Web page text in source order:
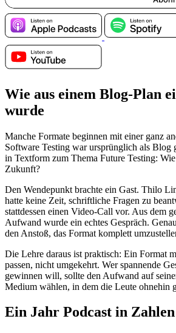
Wie aus einem Blog-Plan
wurde
Manche Formate beginnen mit einer ganz
Software Testing war ursprünglich als Blog
in Textform zum Thema Future Testing:
Zukunft?
Den Wendepunkt brachte ein Gast. Thilo
hatte keine Zeit, schriftliche Fragen zu
stattdessen einen Video-Call vor. Aus dem
Aufwand wurde ein echtes Gespräch.
den Anstoß, das Format komplett
Die Lehre daraus ist praktisch: Ein Format
passen, nicht umgekehrt. Wer spannende
gewinnen will, sollte den Aufwand auf
Medium wählen, in dem die Leute ohnehin
Ein Jahr Podcast in Zahlen